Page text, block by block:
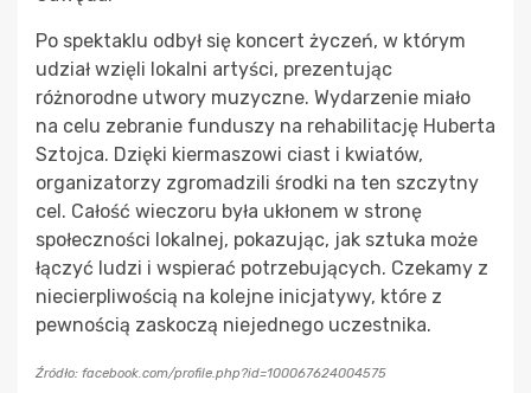
Po spektaklu odbył się koncert życzeń, w którym
udział wzięli lokalni artyści, prezentując
różnorodne utwory muzyczne. Wydarzenie miało
na celu zebranie funduszy na rehabilitację Huberta
Sztojca. Dzięki kiermaszowi ciast i kwiatów,
organizatorzy zgromadzili środki na ten szczytny
cel. Całość wieczoru była ukłonem w stronę
społeczności lokalnej, pokazując, jak sztuka może
łączyć ludzi i wspierać potrzebujących. Czekamy z
niecierpliwością na kolejne inicjatywy, które z
pewnością zaskoczą niejednego uczestnika.
Źródło: facebook.com/profile.php?id=100067624004575